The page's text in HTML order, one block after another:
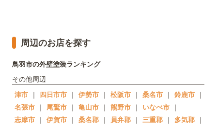
周辺のお店を探す
鳥羽市の外壁塗装ランキング
その他周辺
津市 ｜ 四日市市 ｜ 伊勢市 ｜ 松阪市 ｜ 桑名市 ｜ 鈴鹿市 ｜
名張市 ｜ 尾鷲市 ｜ 亀山市 ｜ 熊野市 ｜ いなべ市 ｜
志摩市 ｜ 伊賀市 ｜ 桑名郡 ｜ 員弁郡 ｜ 三重郡 ｜ 多気郡 ｜